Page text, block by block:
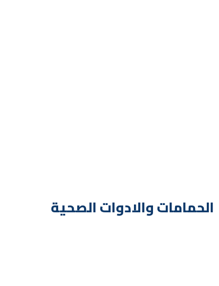
الحمامات والادوات الصحية